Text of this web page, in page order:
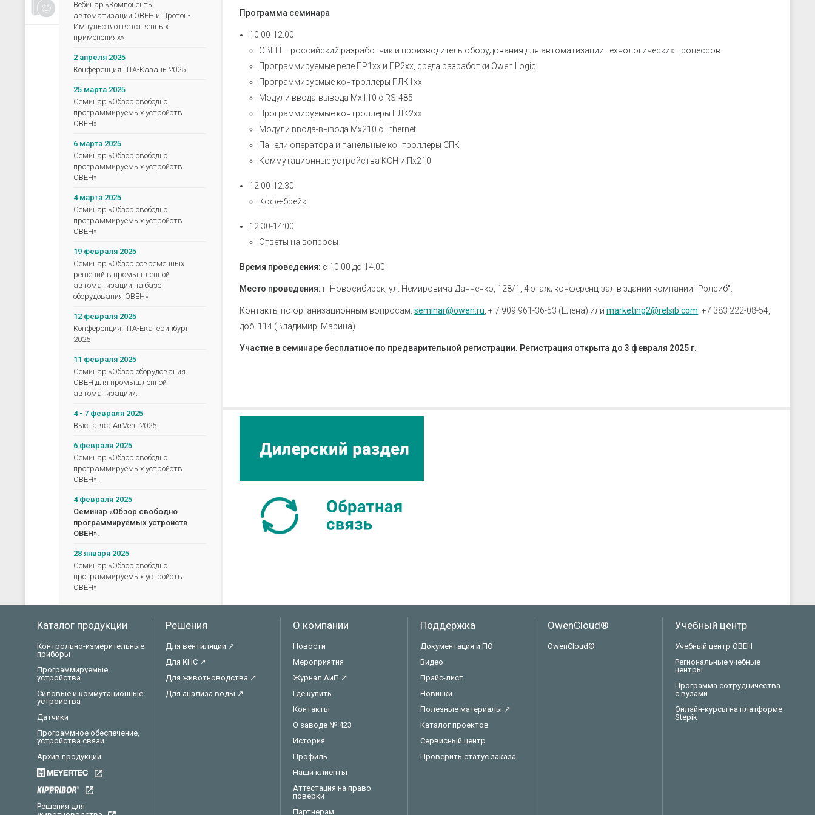
Счетчики, таймеры, тахометры
Для управления насосами
Для водоподготовки
Для электрических сетей
Ручные задатчики сигналов
Дополнительные устройства
Устройства контроля и защиты
Реле защиты
Регуляторы мощности
Твердотельные реле KIPPRIBOR
Импульс
Твердотельные и
промежуточные реле MEYERTEC
температуры
Аксессуары к датчикам давления
скачать каталог (pdf)скачать прайс-лист (xls)
Наши клиенты
Аттестация на право поверки
Работа в компании
Каталог продукции ОВЕН
Вебинар «Компоненты
автоматизации ОВЕН и Протон-
Импульс в ответственных
применениях»
2 апреля 2025
Конференция ПТА-Казань 2025
25 марта 2025
Семинар «Обзор свободно
программируемых устройств
ОВЕН»
6 марта 2025
Семинар «Обзор свободно
программируемых устройств
ОВЕН»
4 марта 2025
Семинар «Обзор свободно
программируемых устройств
ОВЕН»
19 февраля 2025
Семинар «Обзор современных
решений в промышленной
автоматизации на базе
оборудования ОВЕН»
12 февраля 2025
Конференция ПТА-Екатеринбург
2025
11 февраля 2025
Семинар «Обзор оборудования
ОВЕН для промышленной
автоматизации».
4 - 7 февраля 2025
Выставка AirVent 2025
6 февраля 2025
Семинар «Обзор свободно
программируемых устройств
ОВЕН».
4 февраля 2025
Семинар «Обзор свободно
программируемых устройств
ОВЕН».
28 января 2025
Семинар «Обзор свободно
программируемых устройств
ОВЕН»
Программа семинара
10:00-12:00
ОВЕН – российский разработчик и производитель оборудования для автоматизации технологических процессов
Программируемые реле ПР1хх и ПР2хх, среда разработки Owen Logic
Программируемые контроллеры ПЛК1хх
Модули ввода-вывода Мх110 с RS-485
Программируемые контроллеры ПЛК2хх
Модули ввода-вывода Mx210 с Ethernet
Панели оператора и панельные контроллеры СПК
Коммутационные устройства КСН и Пх210
12:00-12:30
Кофе-брейк
12:30-14:00
Ответы на вопросы
Время проведения: с 10.00 до 14.00
Место проведения: г. Новосибирск, ул. Немировича-Данченко, 128/1, 4 этаж; конференц-зал в здании компании "Рэлсиб".
Контакты по организационным вопросам: seminar@owen.ru , + 7 909 961-36-53 (Елена) или marketing2@relsib.com , +7 383 222-08-54,
доб. 114 (Владимир, Марина).
Участие в семинаре бесплатное по предварительной регистрации. Регистрация открыта до 3 февраля 2025 г.
Каталог продукции
Контрольно-измерительные
приборы
Программируемые
устройства
Силовые и коммутационные
устройства
Датчики
Программное обеспечение,
устройства связи
Архив продукции
Решения для
Решения
Для вентиляции ↗
Для КНС ↗
Для животноводства ↗
Для анализа воды ↗
О компании
Новости
Мероприятия
Журнал АиП ↗
Где купить
Контакты
О заводе № 423
История
Профиль
Наши клиенты
Аттестация на право
поверки
Партнерам
Поддержка
Документация и ПО
Видео
Прайс-лист
Новинки
Полезные материалы ↗
Каталог проектов
Сервисный центр
Проверить статус заказа
OwenCloud®
OwenCloud®
Учебный центр
Учебный центр ОВЕН
Региональные учебные
центры
Программа сотрудничества
с вузами
Онлайн-курсы на платформе
Stepik